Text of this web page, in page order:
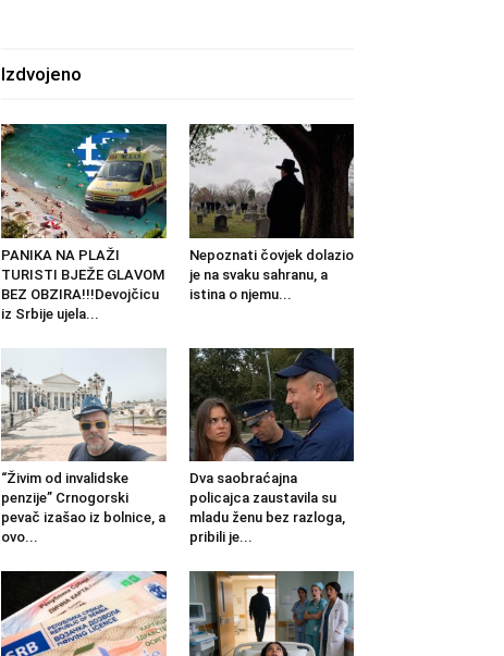
Izdvojeno
PANIKA NA PLAŽI
TURISTI BJEŽE GLAVOM
BEZ OBZIRA!!!Devojčicu
iz Srbije ujela...
Nepoznati čovjek dolazio
je na svaku sahranu, a
istina o njemu...
“Živim od invalidske
penzije” Crnogorski
pevač izašao iz bolnice, a
ovo...
Dva saobraćajna
policajca zaustavila su
mladu ženu bez razloga,
pribili je...